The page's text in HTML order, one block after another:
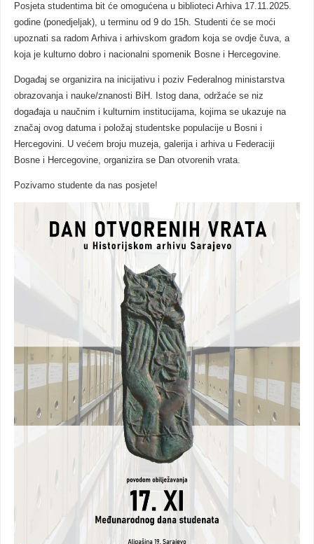
Posjeta studentima bit će omogućena u biblioteci Arhiva 17.11.2025.
godine (ponedjeljak), u terminu od 9 do 15h. Studenti će se moći
upoznati sa radom Arhiva i arhivskom građom koja se ovdje čuva, a
koja je kulturno dobro i nacionalni spomenik Bosne i Hercegovine.
Događaj se organizira na inicijativu i poziv Federalnog ministarstva
obrazovanja i nauke/znanosti BiH. Istog dana, održaće se niz
događaja u naučnim i kulturnim institucijama, kojima se ukazuje na
značaj ovog datuma i položaj studentske populacije u Bosni i
Hercegovini. U većem broju muzeja, galerija i arhiva u Federaciji
Bosne i Hercegovine, organizira se Dan otvorenih vrata.
Pozivamo studente da nas posjete!